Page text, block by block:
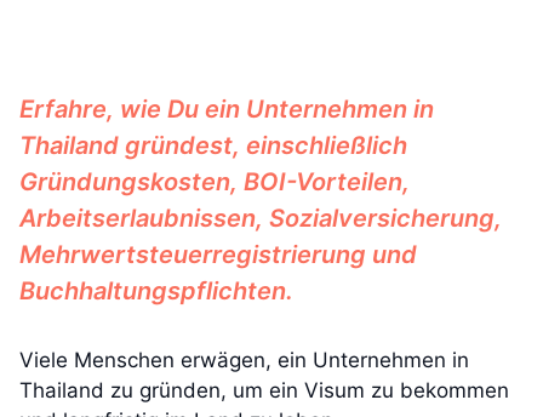
Erfahre, wie Du ein Unternehmen in
Thailand gründest, einschließlich
Gründungskosten, BOI-Vorteilen,
Arbeitserlaubnissen, Sozialversicherung,
Mehrwertsteuerregistrierung und
Buchhaltungspflichten.
Viele Menschen erwägen, ein Unternehmen in
Thailand zu gründen, um ein Visum zu bekommen